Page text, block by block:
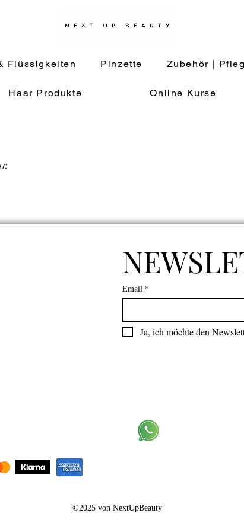
Flüssigkeiten Pinzette Zubehör |
Haar Produkte Online Kurse
Email *
Ja, ich möchte den
©2025 von NextUpBeauty